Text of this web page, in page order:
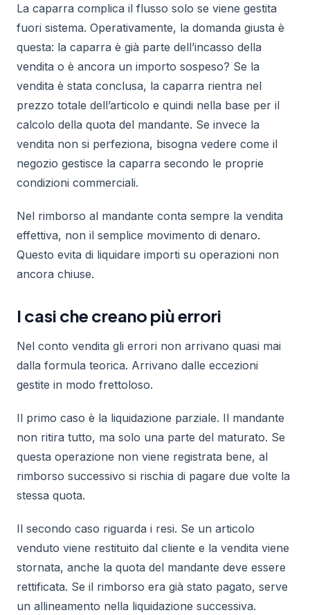
La caparra complica il flusso solo se viene gestita
fuori sistema. Operativamente, la domanda giusta è
questa: la caparra è già parte dell’incasso della
vendita o è ancora un importo sospeso? Se la
vendita è stata conclusa, la caparra rientra nel
prezzo totale dell’articolo e quindi nella base per il
calcolo della quota del mandante. Se invece la
vendita non si perfeziona, bisogna vedere come il
negozio gestisce la caparra secondo le proprie
condizioni commerciali.
Nel rimborso al mandante conta sempre la vendita
effettiva, non il semplice movimento di denaro.
Questo evita di liquidare importi su operazioni non
ancora chiuse.
I casi che creano più errori
Nel conto vendita gli errori non arrivano quasi mai
dalla formula teorica. Arrivano dalle eccezioni
gestite in modo frettoloso.
Il primo caso è la liquidazione parziale. Il mandante
non ritira tutto, ma solo una parte del maturato. Se
questa operazione non viene registrata bene, al
rimborso successivo si rischia di pagare due volte la
stessa quota.
Il secondo caso riguarda i resi. Se un articolo
venduto viene restituito dal cliente e la vendita viene
stornata, anche la quota del mandante deve essere
rettificata. Se il rimborso era già stato pagato, serve
un allineamento nella liquidazione successiva.